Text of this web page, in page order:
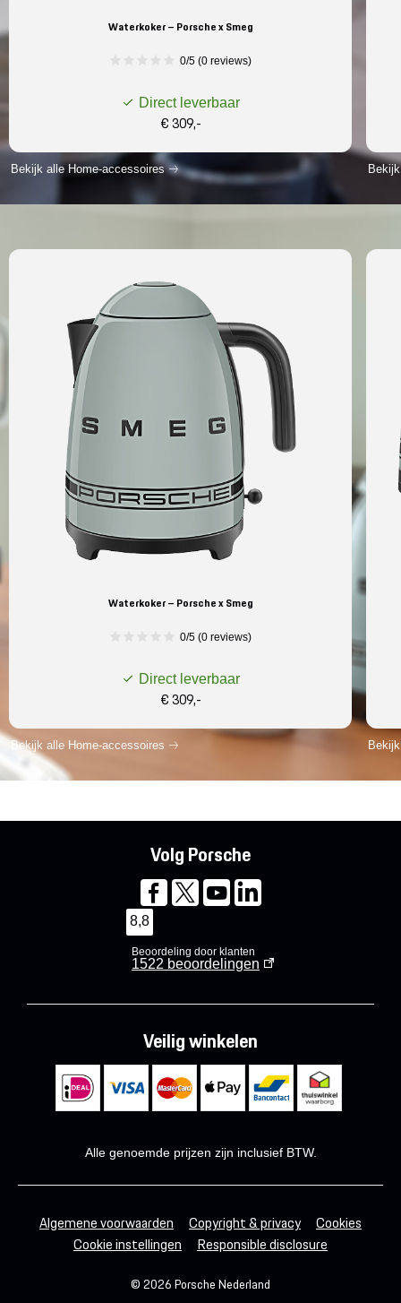
Waterkoker – Porsche x Smeg
0/5 (0 reviews)
Direct leverbaar
€ 309,-
Bekijk alle Home-accessoires
Waterkoker – Porsche x Smeg
0/5 (0 reviews)
Direct leverbaar
€ 309,-
Bekijk alle Home-accessoires
Volg Porsche
8,8
Beoordeling door klanten
1522 beoordelingen
Veilig winkelen
Alle genoemde prijzen zijn inclusief BTW.
Algemene voorwaarden Copyright & privacy
Cookies
Cookie instellingen
Responsible disclosure
© 2026 Porsche Nederland